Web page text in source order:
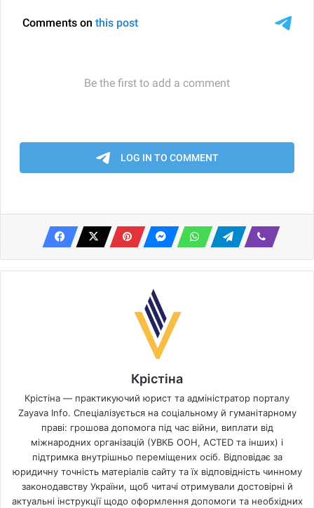
Крістіна
Крістіна — практикуючий юрист та адміністратор порталу
Zayava Info. Спеціалізується на соціальному й гуманітарному
праві: грошова допомога під час війни, виплати від
міжнародних організацій (УВКБ ООН, ACTED та інших) і
підтримка внутрішньо переміщених осіб. Відповідає за
юридичну точність матеріалів сайту та їх відповідність чинному
законодавству України, щоб читачі отримували достовірні й
актуальні інструкції щодо оформлення допомоги та необхідних